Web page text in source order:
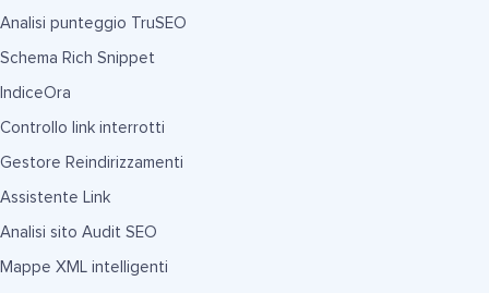
Analisi punteggio TruSEO
Schema Rich Snippet
IndiceOra
Controllo link interrotti
Gestore Reindirizzamenti
Assistente Link
Analisi sito Audit SEO
Mappe XML intelligenti